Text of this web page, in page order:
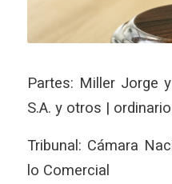
Partes: Miller Jorge
S.A. y otros | ordinario
Tribunal: Cámara
lo Comercial